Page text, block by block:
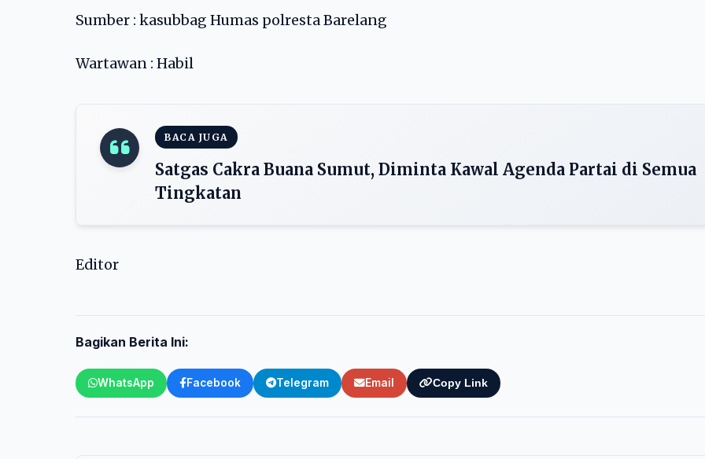
Sumber : kasubbag Humas polresta Barelang
Wartawan : Habil
BACA JUGA
Satgas Cakra Buana Sumut, Diminta Kawal Agenda Partai di Semua
Tingkatan
Editor
Bagikan Berita Ini:
WhatsApp Facebook Telegram Email Copy Link